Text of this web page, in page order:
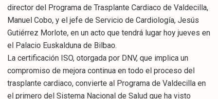
director del Programa de Trasplante Cardiaco de Valdecilla,
Manuel Cobo, y el jefe de Servicio de Cardiología, Jesús
Gutiérrez Morlote, en un acto que tendrá lugar hoy jueves en
el Palacio Euskalduna de Bilbao.
La certificación ISO, otorgada por DNV, que implica un
compromiso de mejora continua en todo el proceso del
trasplante cardiaco, convierte al Programa de Valdecilla en
el primero del Sistema Nacional de Salud que ha visto